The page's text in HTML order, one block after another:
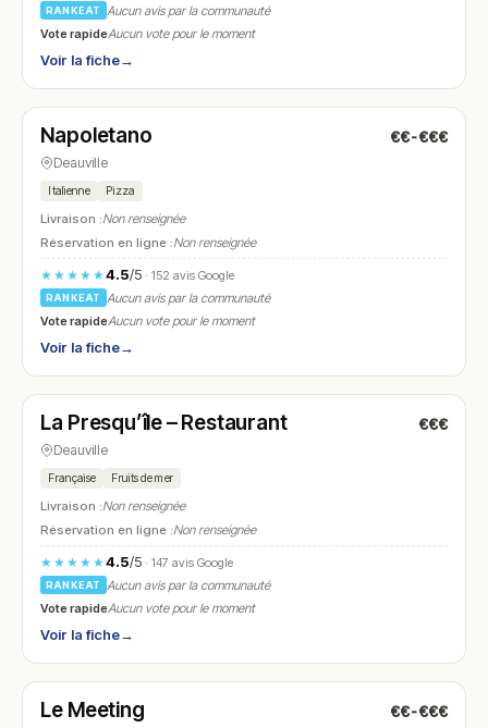
RANKEAT
Aucun avis par la communauté
Vote rapideAucun vote pour le moment
Voir la fiche→
N° 21
Napoletano €€-€€€
Deauville
Italienne Pizza
Livraison :Non renseignée
Réservation en ligne :Non renseignée
★★★★★4.5/5· 152 avis Google
RANKEAT
Aucun avis par la communauté
Vote rapideAucun vote pour le moment
Voir la fiche→
N° 22
La Presqu’île – Restaurant €€€
Deauville
Française Fruits de mer
Livraison :Non renseignée
Réservation en ligne :Non renseignée
★★★★★4.5/5· 147 avis Google
RANKEAT
Aucun avis par la communauté
Vote rapideAucun vote pour le moment
Voir la fiche→
N° 23
Le Meeting €€-€€€